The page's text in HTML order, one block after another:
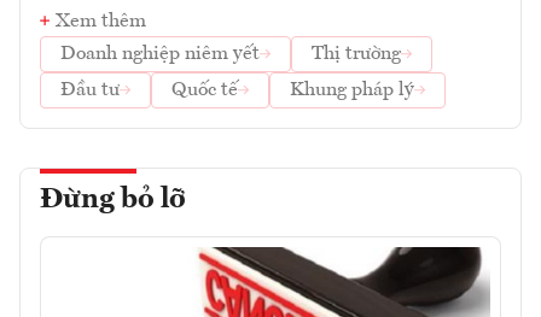
Xem thêm
Doanh nghiệp niêm yết
Thị trường
Đầu tư
Quốc tế Khung pháp lý
Đừng bỏ lỡ